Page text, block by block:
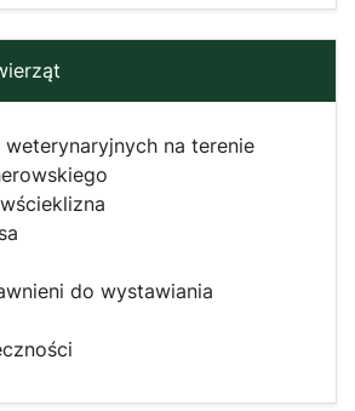
na terenie
do wystawiania